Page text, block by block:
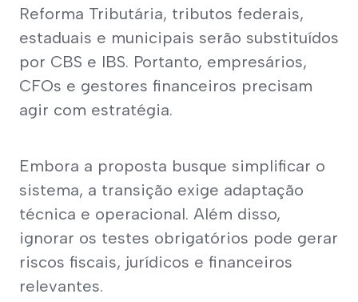
Reforma Tributária, tributos federais,
estaduais e municipais serão substituídos
por CBS e IBS. Portanto, empresários,
CFOs e gestores financeiros precisam
agir com estratégia.
Embora a proposta busque simplificar o
sistema, a transição exige adaptação
técnica e operacional. Além disso,
ignorar os testes obrigatórios pode gerar
riscos fiscais, jurídicos e financeiros
relevantes.